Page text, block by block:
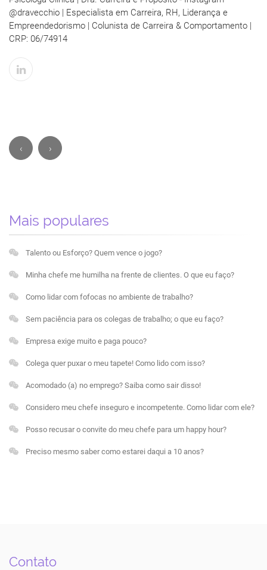
@dravecchio | Especialista em Carreira, RH, Liderança e
Empreendedorismo | Colunista de Carreira & Comportamento |
CRP: 06/74914
‹ ›
Mais populares
Talento ou Esforço? Quem vence o jogo?
Minha chefe me humilha na frente de clientes. O que eu faço?
Como lidar com fofocas no ambiente de trabalho?
Sem paciência para os colegas de trabalho; o que eu faço?
Empresa exige muito e paga pouco?
Colega quer puxar o meu tapete! Como lido com isso?
Acomodado (a) no emprego? Saiba como sair disso!
Considero meu chefe inseguro e incompetente. Como lidar com ele?
Posso recusar o convite do meu chefe para um happy hour?
Preciso mesmo saber como estarei daqui a 10 anos?
Contato